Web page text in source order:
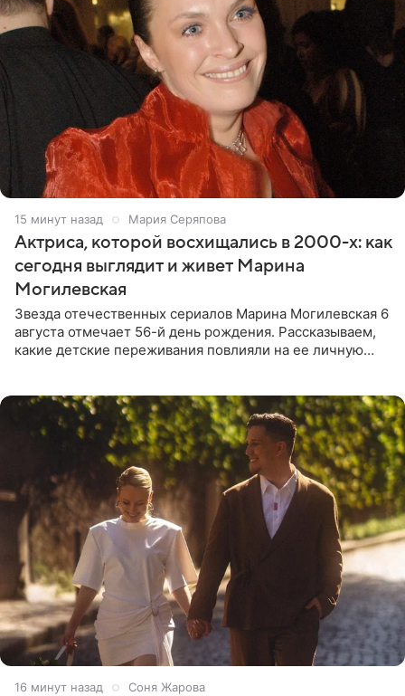
15 минут назад Мария Серяпова
Актриса, которой восхищались в 2000-х: как
сегодня выглядит и живет Марина
Могилевская
Звезда отечественных сериалов Марина Могилевская 6
августа отмечает 56-й день рождения. Рассказываем,
какие детские переживания повлияли на ее личную
16 минут назад Соня Жарова